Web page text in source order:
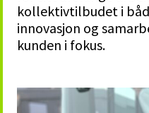
kollektivtilbudet i
innovasjon og
kunden i fokus.